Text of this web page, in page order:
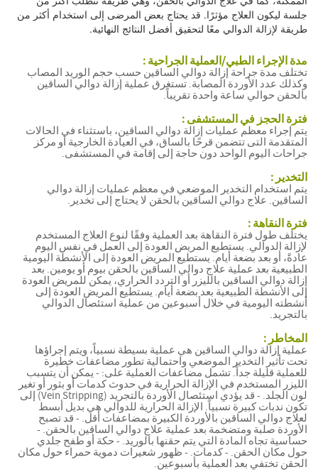
جلسة ليكون العلاج مؤثرًا. قد يحتاج بعض المرضى إلى استخدام أكثر من
طريقة لإزالة الدوالي معًا لتحقيق أفضل النتائج النهائية.
مدة الإجراء الطبي/العملية الجراحية :
تختلف مدة جراحة إزالة دوالي الساقين حسب حجم الوريد المصاب
وكذلك عدد الأوردة المصابة. تستغرق عملية إزالة دوالي الساقين
بالحقن حوالي ساعة واحدة تقريباً.
فترة الحجز في المستشفى :
يتم إجراء معظم عمليات إزالة دوالي الساقين، باستثناء في الحالات
المتقدمة التى تتضمن قرحًا بالساق، في العيادة الخارجية أو مركز
جراحات اليوم الواحد دون حاجة إلى إقامة في المستشفى.
التخدير :
يتم استخدام التخدير الموضعي في معظم عمليات إزالة دوالي
الساقين. علاج دوالي الساقين بالحقن لا يحتاج إلى تخدير.
فترة النقاهة :
يختلف طول فترة النقاهة بعد العملية وفقًا لنوع العلاج المستخدم
لإزالة الدوالي. يستطيع المريض العودة إلى العمل في نفس اليوم
عادةً، أو بعد بضعة أيام. يستطيع المريض العودة إلى الأنشطة اليومية
الطبيعية بعد عملية علاج دوالي الساقين بالحقن بيوم أو يومين. بعد
إزالة دوالي الساقين بالليزر أو التردد الحراري، يمكن للمريض العودة
إلى الأنشطة الطبيعية بعد بضعة أيام. يستطيع المريض العودة إلى
أنشطته اليومية في خلال أسبوعين من عملية استئصال الدوالي
بالتجريد.
المخاطر :
عملية إزالة دوالي الساقين هي عملية بسيطة نسبياً، ويتم إجراؤها
تحت تأثير التخدير الموضعي واحتمالية تطور مضاعفات خطيرة
للعملية قليلة جداً. تشمل مضاعفات العملية على: - يمكن أن يتسبب
الليزر المستخدم في الإزالة الحرارية في حدوث كدمات أو بثور أو تغير
لون الجلد. - قد يؤدي استئصال الأوردة بالتجريد (Vein Stripping) إلى
تكون ندبات كبيرة نسبياً. الإزالة الحرارية للدوالي هي بديل أبسط
لعلاج دوالي الساقين بالأوردة الكبيرة بمضاعفات أقل. - قد تصبح
الأوردة صلبة ومتضخمة بعد عملية علاج دوالي الساقين بالحقن. -
حساسية تجاه المادة التي يتم حقنها بالوريد. - حكة أو طفح جلدي
حول مكان الحقن. - كدمات. - ظهور شعيرات دموية حمراء حول مكان
الحقن تختفي بعد العملية بأسبوعين.